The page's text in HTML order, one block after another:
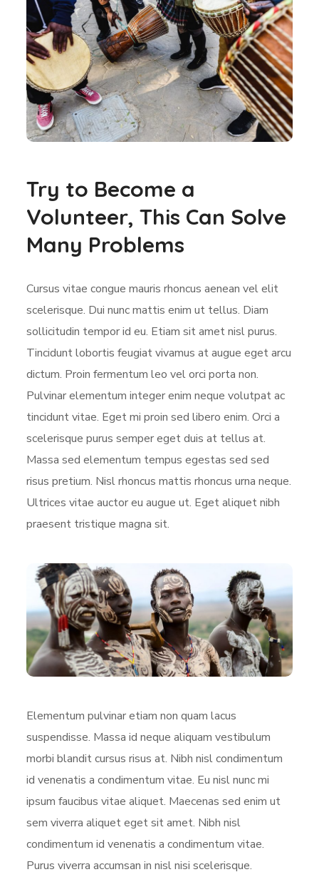
Try to Become a
Volunteer, This Can Solve
Many Problems
Cursus vitae congue mauris rhoncus aenean vel elit
scelerisque. Dui nunc mattis enim ut tellus. Diam
sollicitudin tempor id eu. Etiam sit amet nisl purus.
Tincidunt lobortis feugiat vivamus at augue eget arcu
dictum. Proin fermentum leo vel orci porta non.
Pulvinar elementum integer enim neque volutpat ac
tincidunt vitae. Eget mi proin sed libero enim. Orci a
scelerisque purus semper eget duis at tellus at.
Massa sed elementum tempus egestas sed sed
risus pretium. Nisl rhoncus mattis rhoncus urna neque.
Ultrices vitae auctor eu augue ut. Eget aliquet nibh
praesent tristique magna sit.
Elementum pulvinar etiam non quam lacus
suspendisse. Massa id neque aliquam vestibulum
morbi blandit cursus risus at. Nibh nisl condimentum
id venenatis a condimentum vitae. Eu nisl nunc mi
ipsum faucibus vitae aliquet. Maecenas sed enim ut
sem viverra aliquet eget sit amet. Nibh nisl
condimentum id venenatis a condimentum vitae.
Purus viverra accumsan in nisl nisi scelerisque.